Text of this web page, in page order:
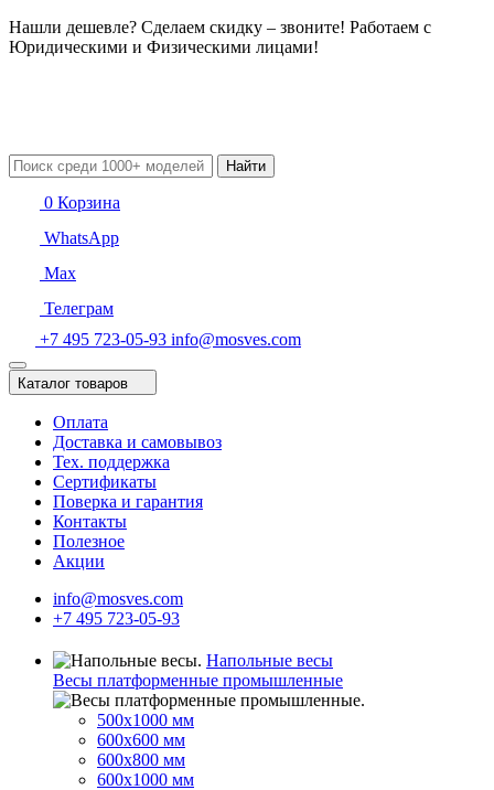
Нашли дешевле? Сделаем скидку – звоните! Работаем с
Юридическими и Физическими лицами!
Найти
0 Корзина
WhatsApp
Max
Телеграм
+7 495 723-05-93 info@mosves.com
Каталог товаров
Оплата
Доставка и самовывоз
Тех. поддержка
Сертификаты
Поверка и гарантия
Контакты
Полезное
Акции
info@mosves.com
+7 495 723-05-93
Напольные весы
Весы платформенные промышленные
500x1000 мм
600x600 мм
600x800 мм
600x1000 мм